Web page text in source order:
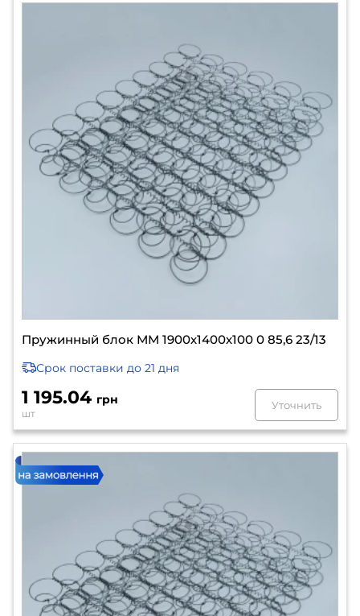
Пружинный блок ММ 1900х1400х100 0 85,6 23/13
Срок поставки до 21 дня
1 195.04 грн
шт
Уточнить